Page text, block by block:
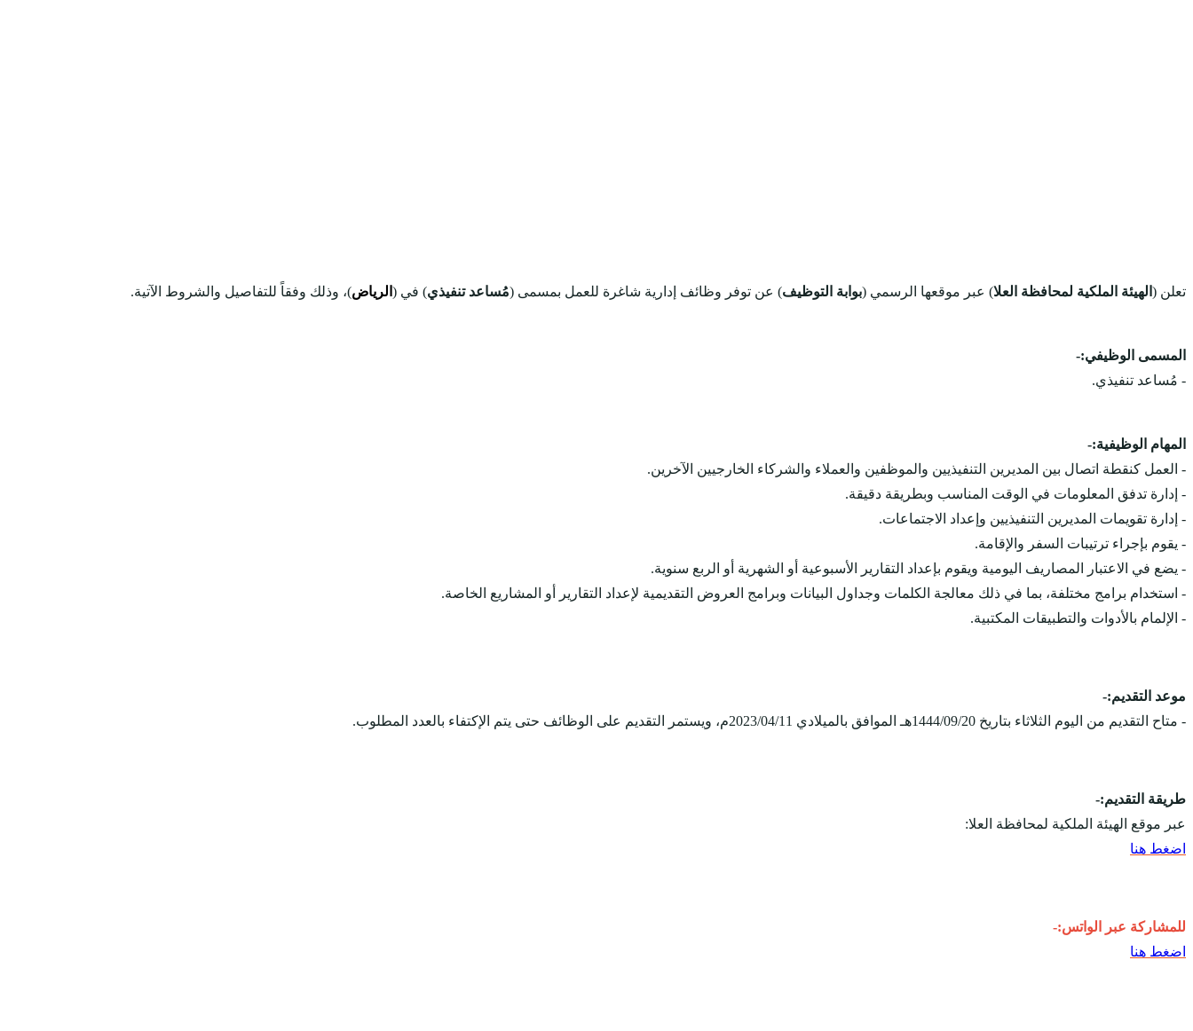
تعلن ( الهيئة الملكية لمحافظة العلا) عبر موقعها الرسمي (بوابة التوظيف) عن توفر وظائف إدارية شاغرة للعمل بمسمى (مُساعد تنفيذي) في ( الرياض)، وذلك وفقاً للتفاصيل والشروط الآتية.
المسمى الوظيفي:-
- مُساعد تنفيذي.
المهام الوظيفية:-
- العمل كنقطة اتصال بين المديرين التنفيذيين والموظفين والعملاء والشركاء الخارجيين الآخرين.
- إدارة تدفق المعلومات في الوقت المناسب وبطريقة دقيقة.
- إدارة تقويمات المديرين التنفيذيين وإعداد الاجتماعات.
- يقوم بإجراء ترتيبات السفر والإقامة.
- يضع في الاعتبار المصاريف اليومية ويقوم بإعداد التقارير الأسبوعية أو الشهرية أو الربع سنوية.
- استخدام برامج مختلفة، بما في ذلك معالجة الكلمات وجداول البيانات وبرامج العروض التقديمية لإعداد التقارير أو المشاريع الخاصة.
- الإلمام بالأدوات والتطبيقات المكتبية.
موعد التقديم:-
- متاح التقديم من اليوم الثلاثاء بتاريخ 1444/09/20هـ الموافق بالميلادي 2023/04/11م، ويستمر التقديم على الوظائف حتى يتم الإكتفاء بالعدد المطلوب.
طريقة التقديم:-
عبر موقع الهيئة الملكية لمحافظة العلا:
اضغط هنا
للمشاركة عبر الواتس:-
اضغط هنا